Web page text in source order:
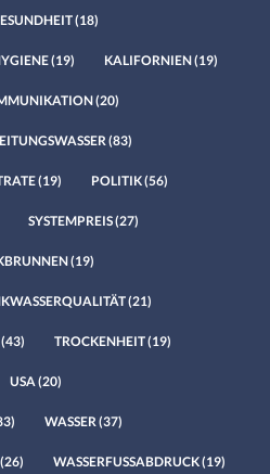
(18)
(19) KALIFORNIEN(19)
(20)
(83)
(19) POLITIK(56)
SYSTEMPREIS(27)
(19)
(21)
(43) TROCKENHEIT(19)
USA(20)
WASSER(37)
(26) WASSERFUSSABDRUCK(19)